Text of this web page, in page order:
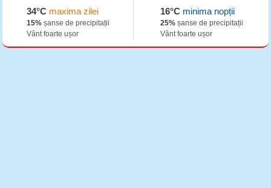
34°Cmaxima zilei
15%șanse de precipitații
Vânt foarte ușor
16°C minima nopții
25% șanse de precipitații
Vânt foarte ușor